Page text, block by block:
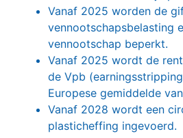
Vanaf 2025 worden de
vennootschapsbelasting
vennootschap beperkt.
Vanaf 2025 wordt de
de Vpb
Europese gemiddelde
Vanaf 2028 wordt een
plasticheffing ingevoerd.